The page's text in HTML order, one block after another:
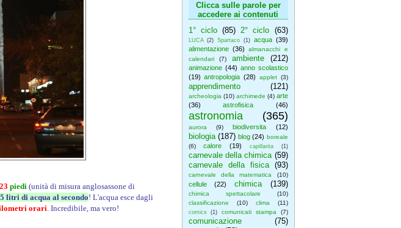
Clicca sulle parole per
accedere ai contenuti
1° ciclo (85) 2° ciclo (63)
LUCA (2) Spartaco (1) acqua (39)
alimentazione (36)
almanacchi e
calendari
(7) ambiente (212)
animazione (44) anno scolastico
(19) antropologia (28) applet (3)
apprendimento (121)
archeologia (10) archimede (4) arte
(36)
astrofisica (46)
astronomia (365)
aurora (9) biodiversita (12)
biologia (187) blog (24) boreale
(6)
calore (19) capillarita (1)
carnevale della chimica (59)
carnevale della fisica
(93)
carnevale della matematica (10)
cellule (22) chimica (139)
chimica spettacolare
(10)
classificazione
(10) clima (11)
comics (1) comunicati stampa (7)
comunicazione
(75)
piedi(unità di misura anglosassone di
litri di acqua al secondo! L'acqua esce dagli
orari. Incredibile, ma vero!